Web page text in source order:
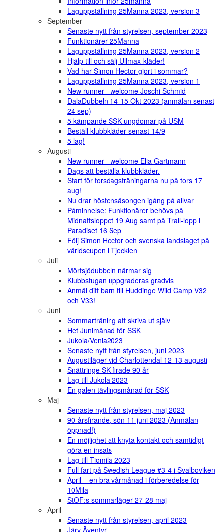
Laguppställning 25Manna 2023, version 3
September
Senaste nytt från styrelsen, september 2023
Funktionärer 25Manna
Laguppställning 25Manna 2023, version 2
Hjälp till och sälj Ullmax-kläder!
Vad har Simon Hector gjort i sommar?
Laguppställning 25Manna 2023, version 1
New runner - welcome Joschi Schmid
DalaDubbeln 14-15 Okt 2023 (anmälan senast
24 sep)
5 kämpande SSK ungdomar på USM
Beställ klubbkläder senast 14/9
5 lag!
Augusti
New runner - welcome Elia Gartmann
Dags att beställa klubbkläder.
Start för torsdagsträningarna nu på tors 17
aug!
Nu drar höstensäsongen igång på allvar
Påminnelse: Funktionärer behövs på
Midnattsloppet 19 Aug samt på Trail-lopp i
Paradiset 16 Sep
Följ Simon Hector och svenska landslaget på
världscupen i Tjeckien
Juli
Mörtsjödubbeln närmar sig
Klubbstugan uppgraderas gradvis
Anmäl ditt barn till Huddinge Wild Camp V32
och V33!
Juni
Sommarträning att skriva ut själv
Het Junimånad för SSK
Jukola/Venla2023
Senaste nytt från styrelsen, juni 2023
Augustiläger vid Charlottendal 12-13 augusti
Snättringe SK firade 90 år
Lag till Jukola 2023
En galen tävlingsmånad för SSK
Maj
Senaste nytt från styrelsen, maj 2023
90-årsfirande, sön 11 juni 2023 (Anmälan
öppnad!)
En möjlighet att knyta kontakt och samtidigt
göra en insats
Lag till Tiomila 2023
Full fart på Swedish League #3-4 i Svalboviken
April – en bra vårmånad i förberedelse för
10Mila
StOF:s sommarläger 27-28 maj
April
Senaste nytt från styrelsen, april 2023
Järv Äventyr